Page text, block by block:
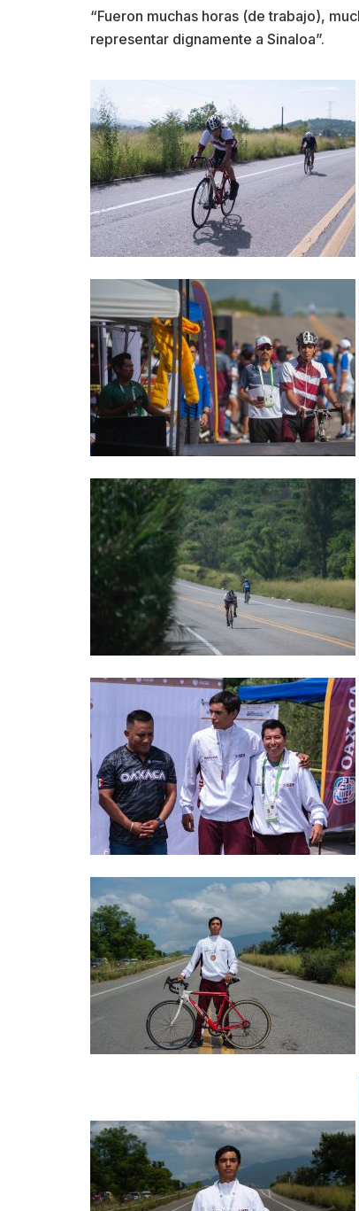
“Fueron muchas horas (de trabajo),
representar dignamente a Sinaloa”.